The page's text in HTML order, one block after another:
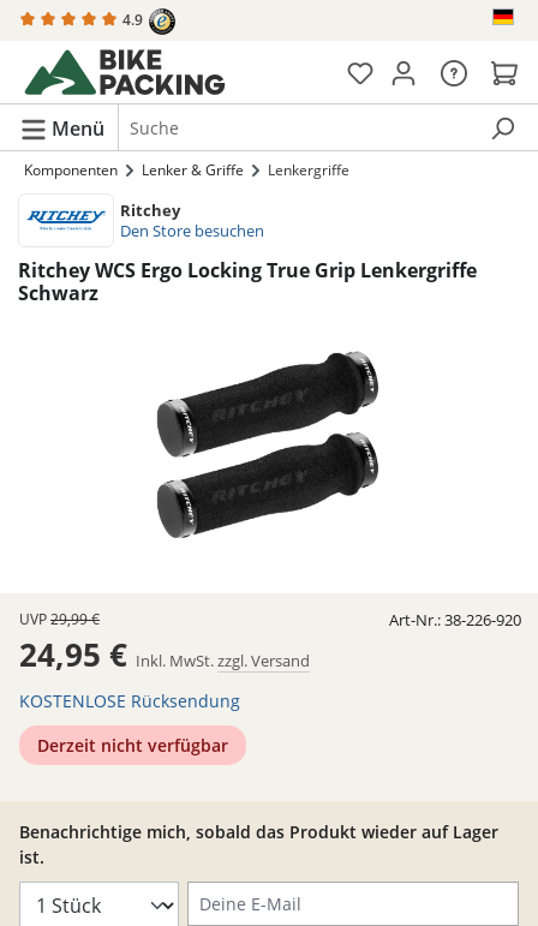
springen 4.9
Menü
Komponenten Lenker & Griffe Lenkergriffe
Ritchey
Den Store besuchen
Ritchey WCS Ergo Locking True Grip Lenkergriffe
Schwarz
UVP29,99 €
24,95 € Inkl. MwSt.zzgl. Versand
KOSTENLOSE Rücksendung
Derzeit nicht verfügbar
Benachrichtige mich, sobald das Produkt wieder auf Lager
ist.
Art-Nr.:38-226-920